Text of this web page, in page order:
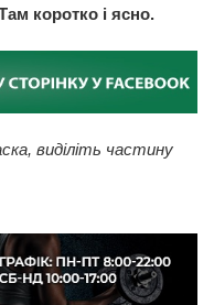
коротко і ясно.
виділіть частину